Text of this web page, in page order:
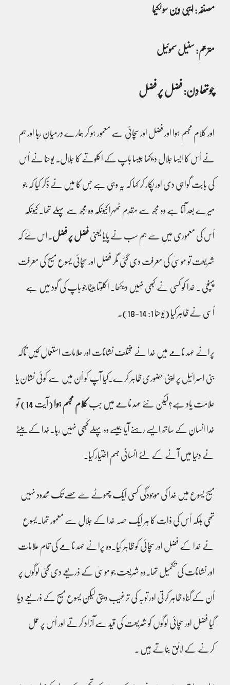
مصنفہ: ایبی وین سولکیما
مترجم: سنیل سموئیل
چوتھا دِن: فضل پر فضل
اور کلام مجسم ہوا اور فضل اور سچائی سے معمور ہو کر ہمارے درمیان رہا اور ہم
نے اُس کا ایسا جلال دیکھا جیسا باپ کے اکلوتے کا جلال۔ یوحنا نے اُس
کی بابت گواہی دی اور پکار کر کہا کہ یہ وہی ہے جس کا میں نے ذکر کیا کہ جو
میرے بعد آتا ہے وہ مجھ سے مقدم ٹھہرا کیونکہ وہ مجھ سے پہلے تھا۔ کیونکہ
اُس کی معموری میں سے ہم سب نے پایا یعنی فضل پر فضل ۔اس لئے کہ
شریعت تو موسیٰ کی معرفت دی گئی مگر فضل اور سچائی یسوع مسیح کی معرفت
پہنچی ۔ خدا کو کسی نے کبھی نہیں دیکھا۔ اکلوتا بیٹا جو باپ کی گود میں ہے
اُسی نے ظاہر کیا (یوحنا 1: 14-18)۔
پرانے عہد نامے میں خدا نے مختلف نشانات اور علامات استعمال کیں تاکہ
بنی اسرائیل پر اپنی حضوری ظاہر کرے۔کیا آپ کو اُن میں سے کوئی نشان یا
علامت یاد ہے؟لیکن نئے عہد نامے میں جب کلام مجسم ہوا (آیت 14) تو
خدا انسان کے ساتھ ایسے رہنے آیا جیسے وہ پہلے کبھی نہیں رہا۔خدا کے بیٹے
نے دنیا میں آنے کے لئے انسانی جسم اختیار کیا۔
مسیح یسوع میں خدا کی موجودگی کسی ایک چھوٹے سے حصے تک محدود نہیں
تھی بلکہ اُس کی ذات کا ہر ایک حصہ خدا کے جلال سے معمور تھا۔یسوع
نے خدا کے فضل اور سچائی کو ظاہر کیا۔وہ پرانے عہد نامے کی تمام علامات
اور نشانات کی تکمیل تھا۔وہ شریعت جو موسیٰ کے ذریعے دی گئی لوگوں پر
اُن کے گناہ ظاہر کرتی اور توبہ کی ترغیب دیتی لیکن یسوع مسیح کے ذریعے دِیا
گیا فضل اور سچائی لوگوں کو شریعت کی قید سے آزاد کرتے اور اُس پر عمل
کرنے کے لائق بناتے ہیں ۔